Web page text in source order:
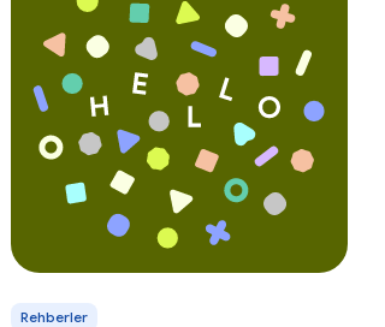
Rehberler